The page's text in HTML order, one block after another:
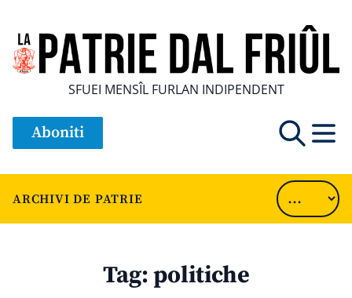
SFUEI MENSÎL FURLAN INDIPENDENT
Aboniti
ARCHIVI DE PATRIE
Tag:politiche